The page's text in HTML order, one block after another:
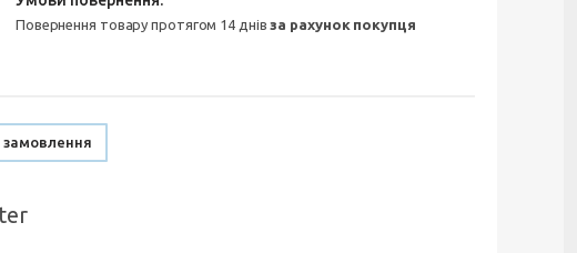
повернення товару протягом 14 днівза рахунок покупця
замовлення